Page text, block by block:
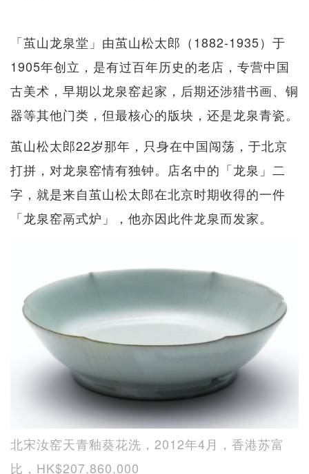
「茧山龙泉堂」由茧山松太郎（1882-1935）于
1905年创立，是有过百年历史的老店，专营中国
古美术，早期以龙泉窑起家，后期还涉猎书画、铜
器等其他门类，但最核心​​的版块，还是龙泉青瓷。
茧山松太郎22岁那年，只身在中国闯荡，于北京
打拼，对龙泉窑情有独钟。店名中的「龙泉」二
字，就是来自茧山松太郎在北京时期收得的一件
「龙泉窑鬲式炉」，他亦因此件龙泉而发家。
北宋汝窑天青釉葵花洗，2012年4月，香港苏富
比，HK$207,860,000